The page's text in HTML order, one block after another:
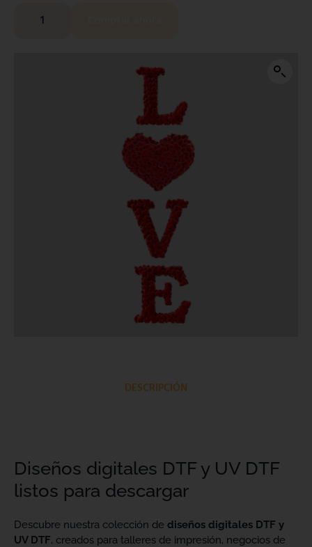
DESCRIPCIÓN
Diseños digitales DTF y UV DTF
listos para descargar
Descubre nuestra colección de diseños digitales DTF y
UV DTF, creados para talleres de impresión, negocios de